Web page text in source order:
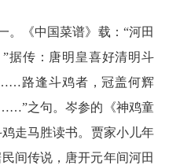
。《中国菜谱》载：“河田
据传：唐明皇喜好清明斗
路逢斗鸡者，冠盖何辉
之句。岑参的《神鸡童
走马胜读书。贾家小儿年
间传说，唐开元年间河田